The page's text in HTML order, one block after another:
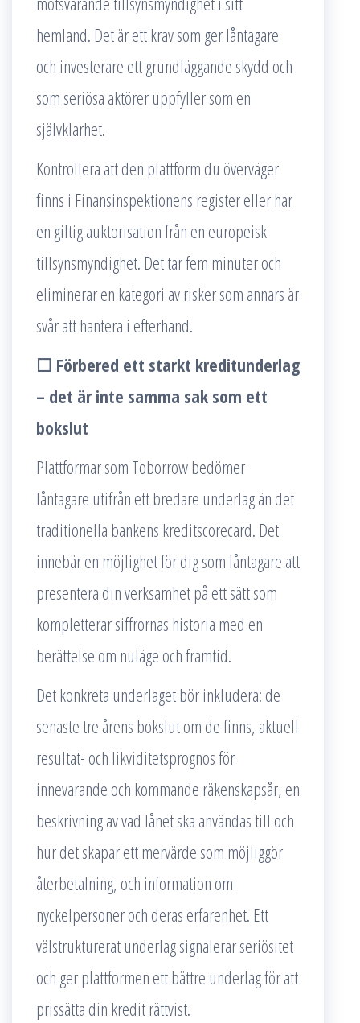
hemland. Det är ett krav som ger låntagare
och investerare ett grundläggande skydd och
som seriösa aktörer uppfyller som en
självklarhet.
Kontrollera att den plattform du överväger
finns i Finansinspektionens register eller har
en giltig auktorisation från en europeisk
tillsynsmyndighet. Det tar fem minuter och
eliminerar en kategori av risker som annars är
svår att hantera i efterhand.
☐ Förbered ett starkt kreditunderlag
– det är inte samma sak som ett
bokslut
Plattformar som Toborrow bedömer
låntagare utifrån ett bredare underlag än det
traditionella bankens kreditscorecard. Det
innebär en möjlighet för dig som låntagare att
presentera din verksamhet på ett sätt som
kompletterar siffrornas historia med en
berättelse om nuläge och framtid.
Det konkreta underlaget bör inkludera: de
senaste tre årens bokslut om de finns, aktuell
resultat- och likviditetsprognos för
innevarande och kommande räkenskapsår, en
beskrivning av vad lånet ska användas till och
hur det skapar ett mervärde som möjliggör
återbetalning, och information om
nyckelpersoner och deras erfarenhet. Ett
välstrukturerat underlag signalerar seriösitet
och ger plattformen ett bättre underlag för att
prissätta din kredit rättvist.